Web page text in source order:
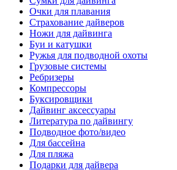
Очки для плавания
Страхование дайверов
Ножи для дайвинга
Буи и катушки
Ружья для подводной охоты
Грузовые системы
Ребризеры
Компрессоры
Буксировщики
Дайвинг аксессуары
Литература по дайвингу
Подводное фото/видео
Для бассейна
Для пляжа
Подарки для дайвера